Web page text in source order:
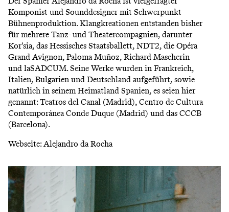
p
t
m
e
n
ü
Komponist und Sounddesigner mit Schwerpunkt
Bühnenproduktion. Klangkreationen entstanden bisher
für mehrere Tanz- und Theatercompagnien, darunter
Kor'sia, das Hessisches Staatsballett, NDT2, die Opéra
Grand Avignon, Paloma Muñoz, Richard Mascherin
und laSADCUM. Seine Werke wurden in Frankreich,
Italien, Bulgarien und Deutschland aufgeführt, sowie
natürlich in seinem Heimatland Spanien, es seien hier
genannt: Teatros del Canal (Madrid), Centro de Cultura
Contemporánea Conde Duque (Madrid) und das CCCB
(Barcelona).
Webseite:Alejandro da Rocha